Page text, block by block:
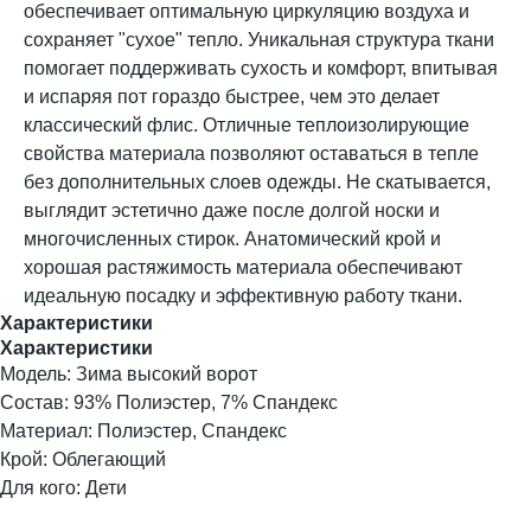
обеспечивает оптимальную циркуляцию воздуха и
сохраняет "сухое" тепло. Уникальная структура ткани
помогает поддерживать сухость и комфорт, впитывая
и испаряя пот гораздо быстрее, чем это делает
классический флис. Отличные теплоизолирующие
свойства материала позволяют оставаться в тепле
без дополнительных слоев одежды. Не скатывается,
выглядит эстетично даже после долгой носки и
многочисленных стирок. Анатомический крой и
хорошая растяжимость материала обеспечивают
идеальную посадку и эффективную работу ткани.
Характеристики
Характеристики
Модель: Зима высокий ворот
Состав: 93% Полиэстер, 7% Спандекс
Материал: Полиэстер, Спандекс
Крой: Облегающий
Для кого: Дети